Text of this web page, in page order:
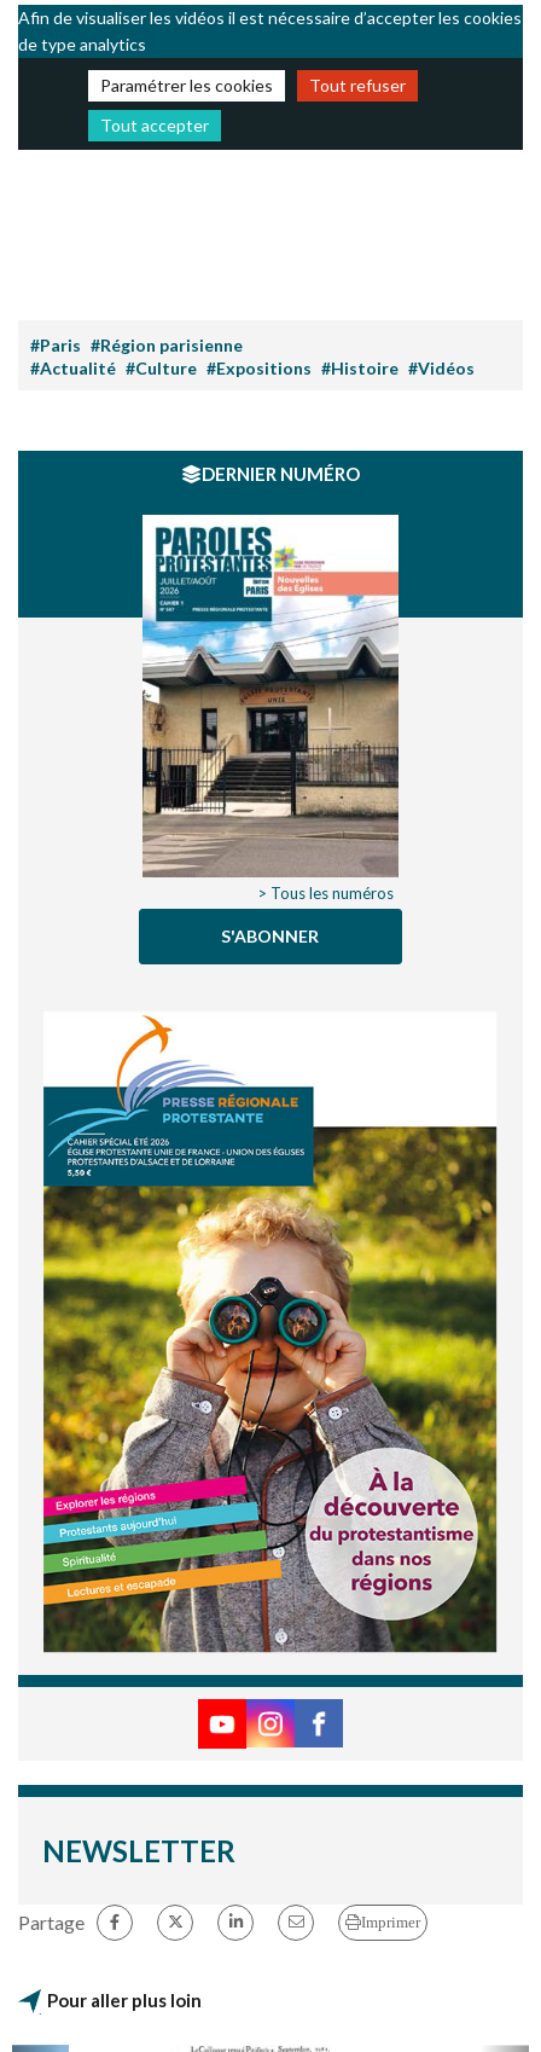
Afin de visualiser les vidéos il est nécessaire d’accepter les cookies
de type analytics
Paramétrer les cookies
Tout refuser
Tout accepter
#Paris #Région parisienne
#Actualité #Culture #Expositions #Histoire #Vidéos
DERNIER NUMÉRO
> Tous les numéros
S'ABONNER
NEWSLETTER
Partage Imprimer
Pour aller plus loin